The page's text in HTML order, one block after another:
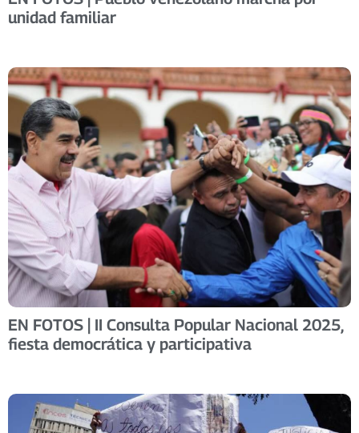
unidad familiar
EN FOTOS | II Consulta Popular Nacional 2025,
fiesta democrática y participativa